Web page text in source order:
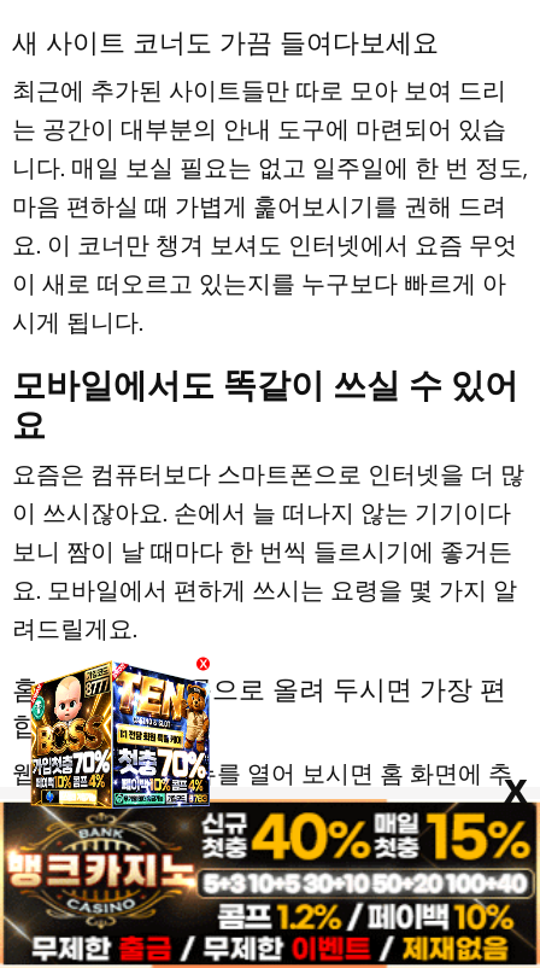
새 사이트 코너도 가끔 들여다보세요
최근에 추가된 사이트들만 따로 모아 보여 드리
는 공간이 대부분의 안내 도구에 마련되어 있습
니다. 매일 보실 필요는 없고 일주일에 한 번 정도,
마음 편하실 때 가볍게 훑어보시기를 권해 드려
요. 이 코너만 챙겨 보셔도 인터넷에서 요즘 무엇
이 새로 떠오르고 있는지를 누구보다 빠르게 아
시게 됩니다.
모바일에서도 똑같이 쓰실 수 있어
요
요즘은 컴퓨터보다 스마트폰으로 인터넷을 더 많
이 쓰시잖아요. 손에서 늘 떠나지 않는 기기이다
보니 짬이 날 때마다 한 번씩 들르시기에 좋거든
요. 모바일에서 편하게 쓰시는 요령을 몇 가지 알
려드릴게요.
홈 화면에 아이콘으로 올려 두시면 가장 편
합니다
웹 브라우저의 메뉴를 열어 보시면 홈 화면에 추
가 같은 기능이 있습니다. 이 기능을 쓰셔서 자주
이용하실 주소모음을 홈 화면에 아이콘으로 올려
두시면, 마치 앱처럼 한 번의 터치로 곧바로 열리
게 돼요. 브라우저를 켜고 주소를 입력하시는 몇
x
X